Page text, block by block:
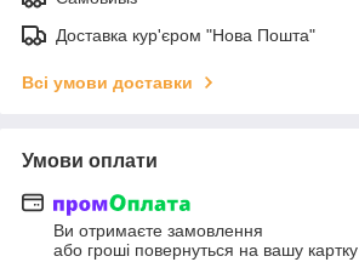
Доставка кур'єром "Нова Пошта"
Всі умови доставки
Умови оплати
Ви отримаєте замовлення
або гроші повернуться на вашу картку